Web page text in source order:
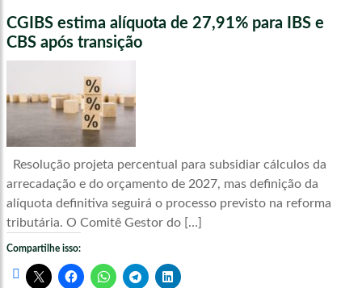
CGIBS estima alíquota de 27,91% para IBS e
CBS após transição
Resolução projeta percentual para subsidiar cálculos da
arrecadação e do orçamento de 2027, mas definição da
alíquota definitiva seguirá o processo previsto na reforma
tributária. O Comitê Gestor do […]
Compartilhe isso: